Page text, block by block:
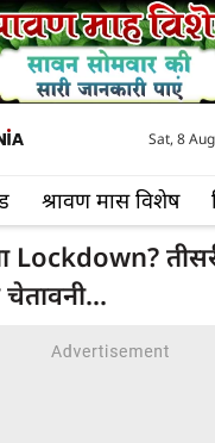
श्रावण मास विशेष
Sat, 8
Lockdown?